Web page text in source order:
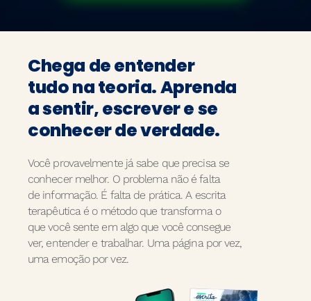
Chega de entender
tudo na teoria. Aprenda
a sentir, escrever e se
conhecer de verdade.
Você provavelmente já sabe que precisa se
conhecer melhor. O problema não é falta
de informação. É falta de prática. A escrita
terapêutica é o método que transforma o
que você sente em algo que você consegue
ver, entender e trabalhar. Uma página por vez,
uma emoção por vez.